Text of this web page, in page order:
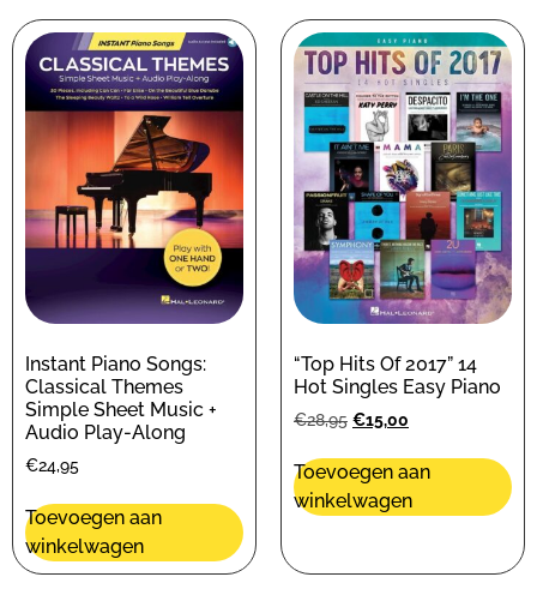
Instant Piano Songs:
Classical Themes
Simple Sheet Music +
Audio Play-Along
€24,95
Toevoegen aan
winkelwagen
“Top Hits Of 2017” 14
Hot Singles Easy Piano
€28,95 €15,00
Toevoegen aan
winkelwagen